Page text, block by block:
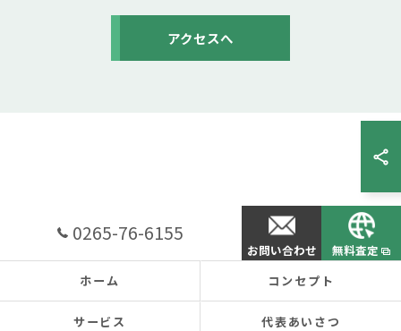
アクセスへ
0265-76-6155
お問い合わせ
無料査定
ホーム
コンセプト
サービス 代表あいさつ